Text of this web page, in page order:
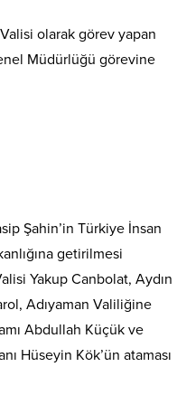
olarak görev yapan
Müdürlüğü görevine
Şahin’in Türkiye İnsan
getirilmesi
Yakup Canbolat, Aydın
Adıyaman Valiliğine
Abdullah Küçük ve
Hüseyin Kök’ün ataması